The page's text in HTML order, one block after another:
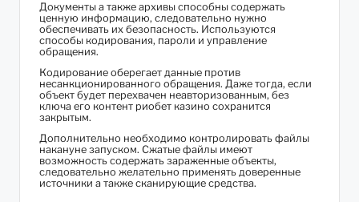
Документы а также архивы способны содержать
ценную информацию, следовательно нужно
обеспечивать их безопасность. Используются
способы кодирования, пароли и управление
обращения.
Кодирование оберегает данные против
несанкционированного обращения. Даже тогда, если
объект будет перехвачен неавторизованным, без
ключа его контент риобет казино сохранится
закрытым.
Дополнительно необходимо контролировать файлы
накануне запуском. Сжатые файлы имеют
возможность содержать зараженные объекты,
следовательно желательно применять доверенные
источники а также сканирующие средства.